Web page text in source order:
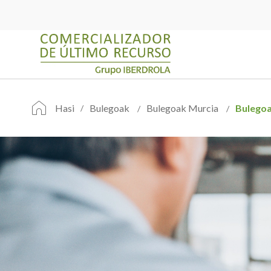
Hasi Bulegoak Bulegoak Murcia